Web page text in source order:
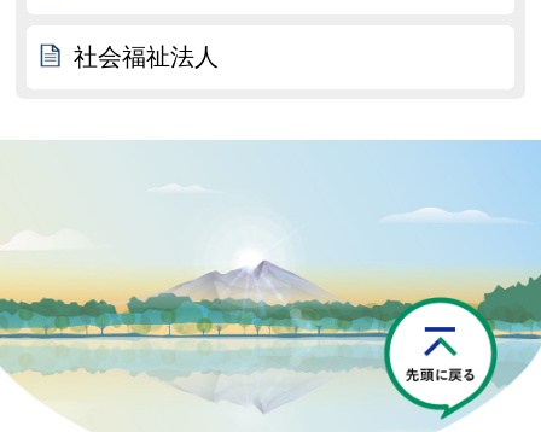
社会福祉法人